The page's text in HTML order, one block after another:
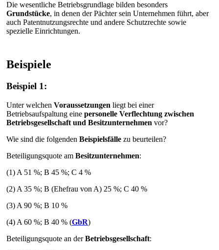
Die wesentliche Betriebsgrundlage bilden besonders
Grundstücke, in denen der Pächter sein Unternehmen führt, aber
auch Patentnutzungsrechte und andere Schutzrechte sowie
spezielle Einrichtungen.
Beispiele
Beispiel 1:
Unter welchen Voraussetzungen liegt bei einer
Betriebsaufspaltung eine personelle Verflechtung zwischen
Betriebsgesellschaft und Besitzunternehmen vor?
Wie sind die folgenden Beispielsfälle zu beurteilen?
Beteiligungsquote am Besitzunternehmen:
(1) A 51 %; B 45 %; C 4 %
(2) A 35 %; B (Ehefrau von A) 25 %; C 40 %
(3) A 90 %; B 10 %
(4) A 60 %; B 40 % (GbR)
Beteiligungsquote an derBetriebsgesellschaft: